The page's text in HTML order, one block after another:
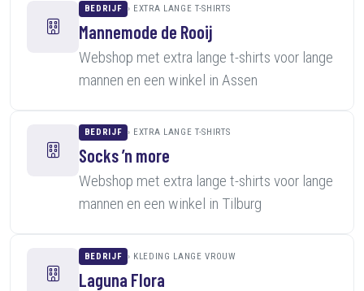
BEDRIJF EXTRA LANGE T-SHIRTS
Mannemode de Rooij
Webshop met extra lange t-shirts voor lange
mannen en een winkel in Assen
BEDRIJF EXTRA LANGE T-SHIRTS
Socks ’n more
Webshop met extra lange t-shirts voor lange
mannen en een winkel in Tilburg
BEDRIJF KLEDING LANGE VROUW
Laguna Flora